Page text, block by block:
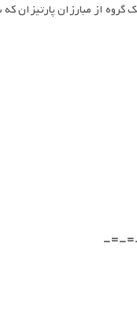
گروه از مبارزان پارتیزان
-=-